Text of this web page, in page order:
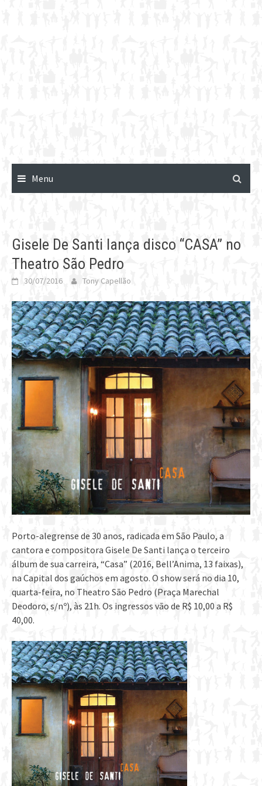
Menu
Gisele De Santi lança disco “CASA” no
Theatro São Pedro
30/07/2016 Tony Capellão
Porto-alegrense de 30 anos, radicada em São Paulo, a
cantora e compositora Gisele De Santi lança o terceiro
álbum de sua carreira, “Casa” (2016, Bell’Anima, 13 faixas),
na Capital dos gaúchos em agosto. O show será no dia 10,
quarta-feira, no Theatro São Pedro (Praça Marechal
Deodoro, s/nº), às 21h. Os ingressos vão de R$ 10,00 a R$
40,00.